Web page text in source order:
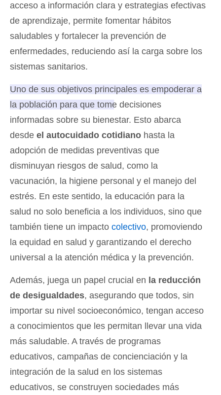
acceso a información clara y estrategias efectivas
de aprendizaje, permite fomentar hábitos
saludables y fortalecer la prevención de
enfermedades, reduciendo así la carga sobre los
sistemas sanitarios.
Uno de sus objetivos principales es empoderar a
la población para que tome decisiones
informadas sobre su bienestar. Esto abarca
desde el autocuidado cotidiano hasta la
adopción de medidas preventivas que
disminuyan riesgos de salud, como la
vacunación, la higiene personal y el manejo del
estrés. En este sentido, la educación para la
salud no solo beneficia a los individuos, sino que
también tiene un impacto colectivo, promoviendo
la equidad en salud y garantizando el derecho
universal a la atención médica y la prevención.
Además, juega un papel crucial en la reducción
de desigualdades, asegurando que todos, sin
importar su nivel socioeconómico, tengan acceso
a conocimientos que les permitan llevar una vida
más saludable. A través de programas
educativos, campañas de concienciación y la
integración de la salud en los sistemas
educativos, se construyen sociedades más